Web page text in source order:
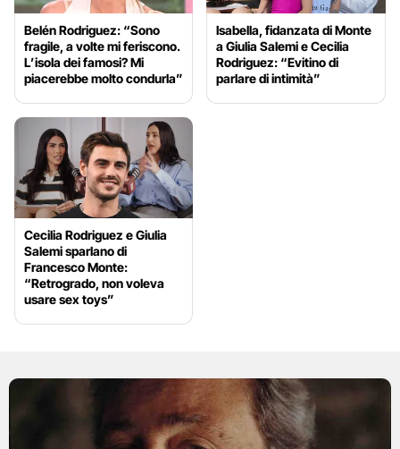
Belén Rodriguez: “Sono
fragile, a volte mi feriscono.
L’isola dei famosi? Mi
piacerebbe molto condurla”
Isabella, fidanzata di Monte
a Giulia Salemi e Cecilia
Rodriguez: “Evitino di
parlare di intimità”
Cecilia Rodriguez e Giulia
Salemi sparlano di
Francesco Monte:
“Retrogrado, non voleva
usare sex toys”